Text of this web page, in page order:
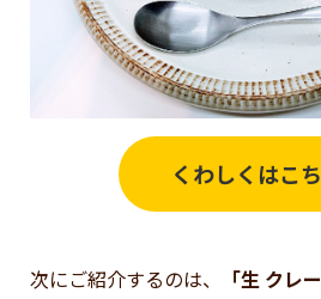
くわしくはこ
次にご紹介するのは、 「生 クレ